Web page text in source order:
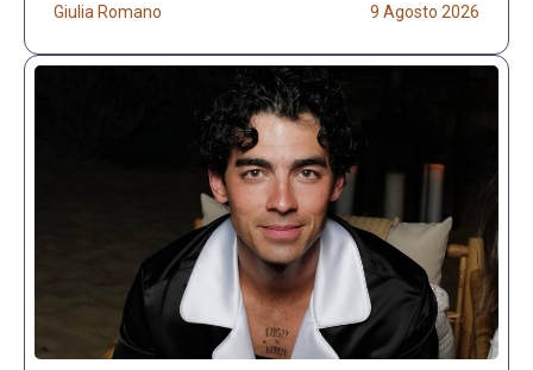
Giulia Romano 9 Agosto 2026